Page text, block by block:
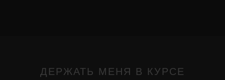
ДЕРЖАТЬ МЕНЯ В КУРСЕ